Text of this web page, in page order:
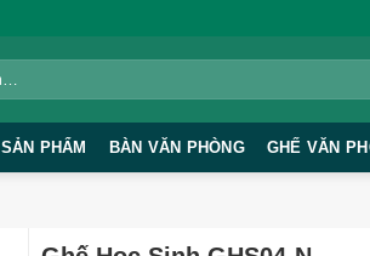
SẢN PHẨM BÀN VĂN PHÒNG GHẾ VĂN